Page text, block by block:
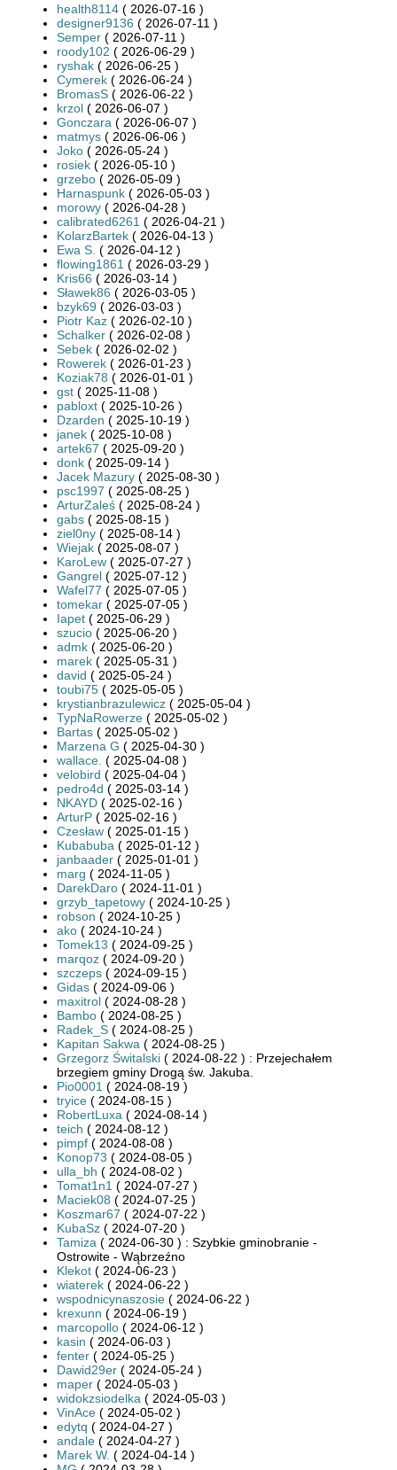
health8114 ( 2026-07-16 )
designer9136 ( 2026-07-11 )
Semper ( 2026-07-11 )
roody102 ( 2026-06-29 )
ryshak ( 2026-06-25 )
Cymerek ( 2026-06-24 )
BromasS ( 2026-06-22 )
krzol ( 2026-06-07 )
Gonczara ( 2026-06-07 )
matmys ( 2026-06-06 )
Joko ( 2026-05-24 )
rosiek ( 2026-05-10 )
grzebo ( 2026-05-09 )
Harnaspunk ( 2026-05-03 )
morowy ( 2026-04-28 )
calibrated6261 ( 2026-04-21 )
KolarzBartek ( 2026-04-13 )
Ewa S. ( 2026-04-12 )
flowing1861 ( 2026-03-29 )
Kris66 ( 2026-03-14 )
Sławek86 ( 2026-03-05 )
bzyk69 ( 2026-03-03 )
Piotr Kaz ( 2026-02-10 )
Schalker ( 2026-02-08 )
Sebek ( 2026-02-02 )
Rowerek ( 2026-01-23 )
Koziak78 ( 2026-01-01 )
gst ( 2025-11-08 )
pabloxt ( 2025-10-26 )
Dzarden ( 2025-10-19 )
janek ( 2025-10-08 )
artek67 ( 2025-09-20 )
donk ( 2025-09-14 )
Jacek Mazury ( 2025-08-30 )
psc1997 ( 2025-08-25 )
ArturZaleś ( 2025-08-24 )
gabs ( 2025-08-15 )
ziel0ny ( 2025-08-14 )
Wiejak ( 2025-08-07 )
KaroLew ( 2025-07-27 )
Gangrel ( 2025-07-12 )
Wafel77 ( 2025-07-05 )
tomekar ( 2025-07-05 )
Iapet ( 2025-06-29 )
szucio ( 2025-06-20 )
admk ( 2025-06-20 )
marek ( 2025-05-31 )
david ( 2025-05-24 )
toubi75 ( 2025-05-05 )
krystianbrazulewicz ( 2025-05-04 )
TypNaRowerze ( 2025-05-02 )
Bartas ( 2025-05-02 )
Marzena G ( 2025-04-30 )
wallace. ( 2025-04-08 )
velobird ( 2025-04-04 )
pedro4d ( 2025-03-14 )
NKAYD ( 2025-02-16 )
ArturP ( 2025-02-16 )
Czesław ( 2025-01-15 )
Kubabuba ( 2025-01-12 )
janbaader ( 2025-01-01 )
marg ( 2024-11-05 )
DarekDaro ( 2024-11-01 )
grzyb_tapetowy ( 2024-10-25 )
robson ( 2024-10-25 )
ako ( 2024-10-24 )
Tomek13 ( 2024-09-25 )
marqoz ( 2024-09-20 )
szczeps ( 2024-09-15 )
Gidas ( 2024-09-06 )
maxitrol ( 2024-08-28 )
Bambo ( 2024-08-25 )
Radek_S ( 2024-08-25 )
Kapitan Sakwa ( 2024-08-25 )
Grzegorz Świtalski ( 2024-08-22 ) : Przejechałem
brzegiem gminy Drogą św. Jakuba.
Pio0001 ( 2024-08-19 )
tryice ( 2024-08-15 )
RobertLuxa ( 2024-08-14 )
teich ( 2024-08-12 )
pimpf ( 2024-08-08 )
Konop73 ( 2024-08-05 )
ulla_bh ( 2024-08-02 )
Tomat1n1 ( 2024-07-27 )
Maciek08 ( 2024-07-25 )
Koszmar67 ( 2024-07-22 )
KubaSz ( 2024-07-20 )
Tamiza ( 2024-06-30 ) : Szybkie gminobranie -
Ostrowite - Wąbrzeźno
Klekot ( 2024-06-23 )
wiaterek ( 2024-06-22 )
wspodnicynaszosie ( 2024-06-22 )
krexunn ( 2024-06-19 )
marcopollo ( 2024-06-12 )
kasin ( 2024-06-03 )
fenter ( 2024-05-25 )
Dawid29er ( 2024-05-24 )
maper ( 2024-05-03 )
widokzsiodelka ( 2024-05-03 )
VinAce ( 2024-05-02 )
edytq ( 2024-04-27 )
andale ( 2024-04-27 )
Marek W. ( 2024-04-14 )